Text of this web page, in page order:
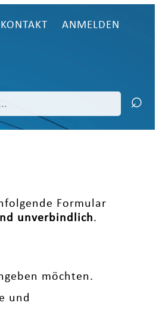
KONTAKT ANMELDEN
Formular
unverbindlich.
möchten.
und